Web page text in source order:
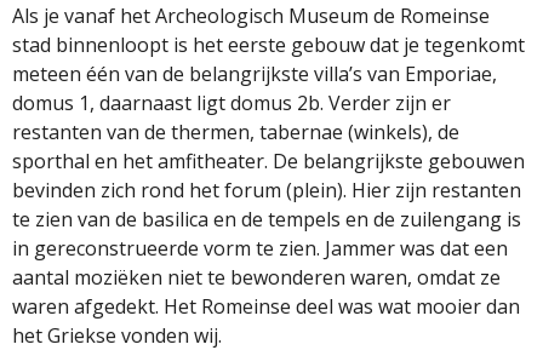
Als je vanaf het Archeologisch Museum de Romeinse
stad binnenloopt is het eerste gebouw dat je tegenkomt
meteen één van de belangrijkste villa’s van Emporiae,
domus 1, daarnaast ligt domus 2b. Verder zijn er
restanten van de thermen, tabernae (winkels), de
sporthal en het amfitheater. De belangrijkste gebouwen
bevinden zich rond het forum (plein). Hier zijn restanten
te zien van de basilica en de tempels en de zuilengang is
in gereconstrueerde vorm te zien. Jammer was dat een
aantal moziëken niet te bewonderen waren, omdat ze
waren afgedekt. Het Romeinse deel was wat mooier dan
het Griekse vonden wij.